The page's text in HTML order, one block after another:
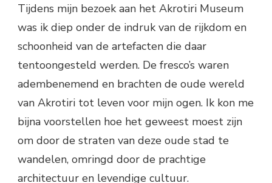
Tijdens mijn bezoek aan het Akrotiri Museum
was ik diep onder de indruk van de rijkdom en
schoonheid van de artefacten die daar
tentoongesteld werden. De fresco’s waren
adembenemend en brachten de oude wereld
van Akrotiri tot leven voor mijn ogen. Ik kon me
bijna voorstellen hoe het geweest moest zijn
om door de straten van deze oude stad te
wandelen, omringd door de prachtige
architectuur en levendige cultuur.